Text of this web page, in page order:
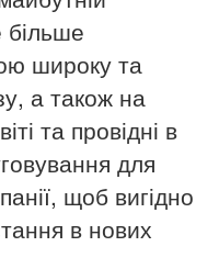
широку та
а також на
та провідні в
для
щоб вигідно
в нових